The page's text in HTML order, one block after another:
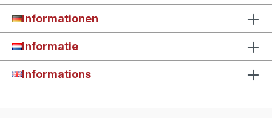
Informationen
Informatie
Informations